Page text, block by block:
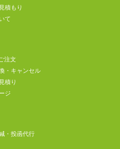
積もり
て
注文
・キャンセル
積り
ジ
・投函代行